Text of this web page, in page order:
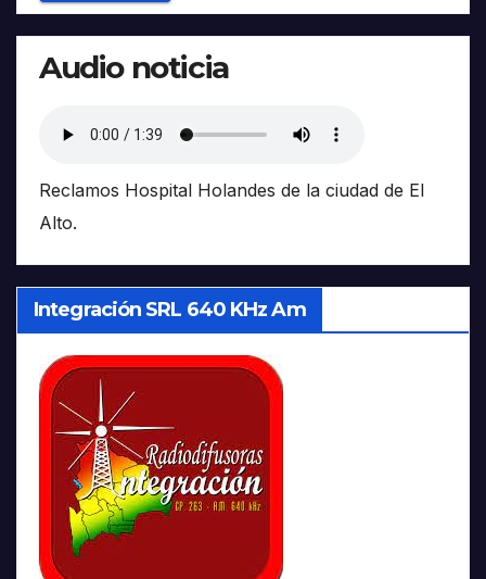
Audio noticia
Reclamos Hospital Holandes de la ciudad de El
Alto.
Integración SRL 640 KHz Am